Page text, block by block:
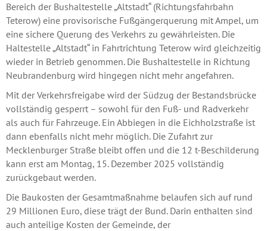
Bereich der Bushaltestelle „Altstadt“ (Richtungsfahrbahn
Teterow) eine provisorische Fußgängerquerung mit Ampel, um
eine sichere Querung des Verkehrs zu gewährleisten. Die
Haltestelle „Altstadt“ in Fahrtrichtung Teterow wird gleichzeitig
wieder in Betrieb genommen. Die Bushaltestelle in Richtung
Neubrandenburg wird hingegen nicht mehr angefahren.
Mit der Verkehrsfreigabe wird der Südzug der Bestandsbrücke
vollständig gesperrt – sowohl für den Fuß- und Radverkehr
als auch für Fahrzeuge. Ein Abbiegen in die Eichholzstraße ist
dann ebenfalls nicht mehr möglich. Die Zufahrt zur
Mecklenburger Straße bleibt offen und die 12 t-Beschilderung
kann erst am Montag, 15. Dezember 2025 vollständig
zurückgebaut werden.
Die Baukosten der Gesamtmaßnahme belaufen sich auf rund
29 Millionen Euro, diese trägt der Bund. Darin enthalten sind
auch anteilige Kosten der Gemeinde, der